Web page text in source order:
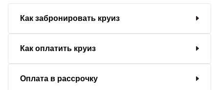
Как забронировать круиз
Как оплатить круиз
Оплата в рассрочку